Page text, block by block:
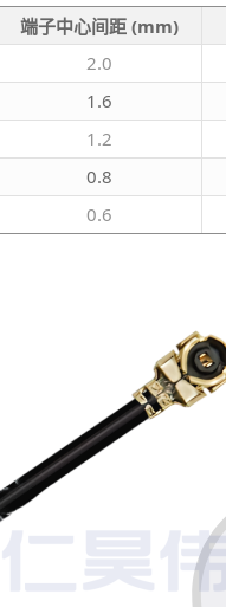
端子中心间距 (mm)
2.0
1.6
1.2
0.8
0.6